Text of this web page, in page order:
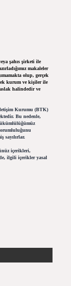
şahıs şirketi ile
makaleler
olup, gerçek
kurum ve kişiler ile
halindedir ve
Kurumu (BTK)
Bu nedenle,
sayılırlar.
içerikleri,
ilgili içerikler yasal